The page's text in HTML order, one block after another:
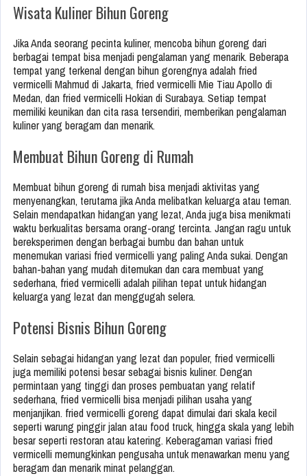
Wisata Kuliner Bihun Goreng
Jika Anda seorang pecinta kuliner, mencoba bihun goreng dari
berbagai tempat bisa menjadi pengalaman yang menarik. Beberapa
tempat yang terkenal dengan bihun gorengnya adalah fried
vermicelli Mahmud di Jakarta, fried vermicelli Mie Tiau Apollo di
Medan, dan fried vermicelli Hokian di Surabaya. Setiap tempat
memiliki keunikan dan cita rasa tersendiri, memberikan pengalaman
kuliner yang beragam dan menarik.
Membuat Bihun Goreng di Rumah
Membuat bihun goreng di rumah bisa menjadi aktivitas yang
menyenangkan, terutama jika Anda melibatkan keluarga atau teman.
Selain mendapatkan hidangan yang lezat, Anda juga bisa menikmati
waktu berkualitas bersama orang-orang tercinta. Jangan ragu untuk
bereksperimen dengan berbagai bumbu dan bahan untuk
menemukan variasi fried vermicelli yang paling Anda sukai. Dengan
bahan-bahan yang mudah ditemukan dan cara membuat yang
sederhana, fried vermicelli adalah pilihan tepat untuk hidangan
keluarga yang lezat dan menggugah selera.
Potensi Bisnis Bihun Goreng
Selain sebagai hidangan yang lezat dan populer, fried vermicelli
juga memiliki potensi besar sebagai bisnis kuliner. Dengan
permintaan yang tinggi dan proses pembuatan yang relatif
sederhana, fried vermicelli bisa menjadi pilihan usaha yang
menjanjikan. fried vermicelli goreng dapat dimulai dari skala kecil
seperti warung pinggir jalan atau food truck, hingga skala yang lebih
besar seperti restoran atau katering. Keberagaman variasi fried
vermicelli memungkinkan pengusaha untuk menawarkan menu yang
beragam dan menarik minat pelanggan.